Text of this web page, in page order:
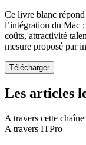
Ce livre blanc répond
l’intégration du Mac
coûts, attractivité
mesure proposé par
Les articles
A travers cette chaîne
A travers ITPro